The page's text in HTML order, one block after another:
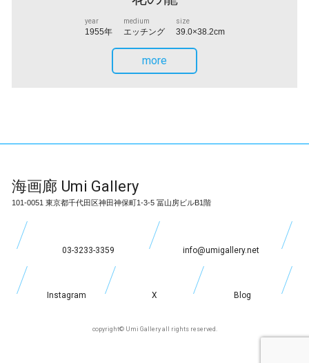
year
1955年
medium
エッチング
size
39.0×38.2cm
more
海画廊 Umi Gallery
101-0051 東京都千代田区神田神保町1-3-5 冨山房ビルB1階
03-3233-3359 info@umigallery.net
Instagram X Blog
copyright© Umi Gallery all rights reserved.